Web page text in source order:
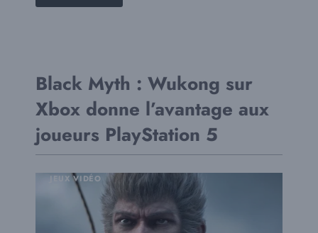
Black Myth : Wukong sur
Xbox donne l’avantage aux
joueurs PlayStation 5
JEUX VIDÉO